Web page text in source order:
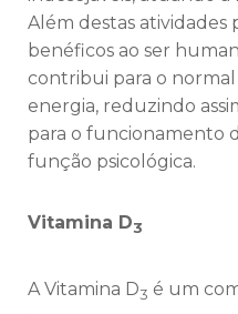
Além destas atividades
benéficos ao ser
contribui para o
energia, reduzindo
para o funcionamento
função psicológica.
Vitamina D3
A Vitamina D3 é um